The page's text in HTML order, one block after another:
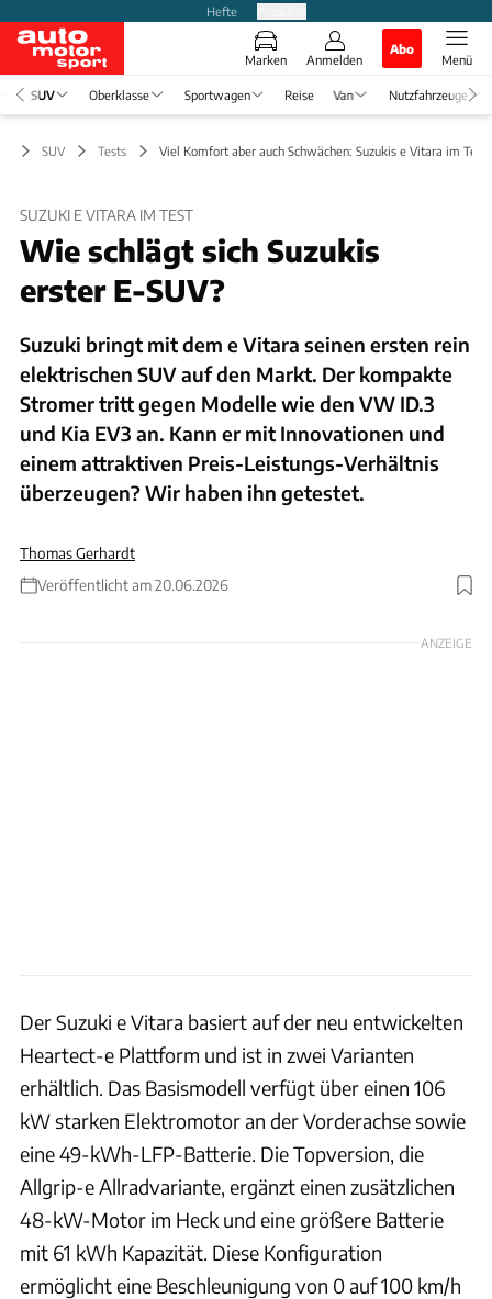
Hefte
Marken Anmelden
Abo
Menü
SUV Oberklasse Sportwagen Reise Van Nutzfahrzeuge
SUV Tests Viel Komfort aber auch Schwächen: Suzukis e Vitara im Test
SUZUKI E VITARA IM TEST
Wie schlägt sich Suzukis
erster E-SUV?
Suzuki bringt mit dem e Vitara seinen ersten rein
elektrischen SUV auf den Markt. Der kompakte
Stromer tritt gegen Modelle wie den VW ID.3
und Kia EV3 an. Kann er mit Innovationen und
einem attraktiven Preis-Leistungs-Verhältnis
überzeugen? Wir haben ihn getestet.
Thomas Gerhardt
Veröffentlicht am 20.06.2026
Foto: ACHIM HARTMANN
ANZEIGE
Der Suzuki e Vitara basiert auf der neu entwickelten
Heartect-e Plattform und ist in zwei Varianten
erhältlich. Das Basismodell verfügt über einen 106
kW starken Elektromotor an der Vorderachse sowie
eine 49-kWh-LFP-Batterie. Die Topversion, die
Allgrip-e Allradvariante, ergänzt einen zusätzlichen
48-kW-Motor im Heck und eine größere Batterie
mit 61 kWh Kapazität. Diese Konfiguration
ermöglicht eine Beschleunigung von 0 auf 100 km/h